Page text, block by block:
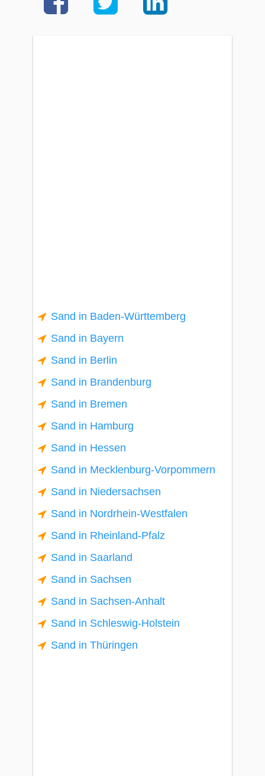
Sand in Baden-Württemberg
Sand in Bayern
Sand in Berlin
Sand in Brandenburg
Sand in Bremen
Sand in Hamburg
Sand in Hessen
Sand in Mecklenburg-Vorpommern
Sand in Niedersachsen
Sand in Nordrhein-Westfalen
Sand in Rheinland-Pfalz
Sand in Saarland
Sand in Sachsen
Sand in Sachsen-Anhalt
Sand in Schleswig-Holstein
Sand in Thüringen